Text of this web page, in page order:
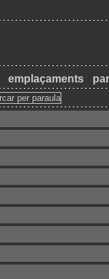
emplaçaments